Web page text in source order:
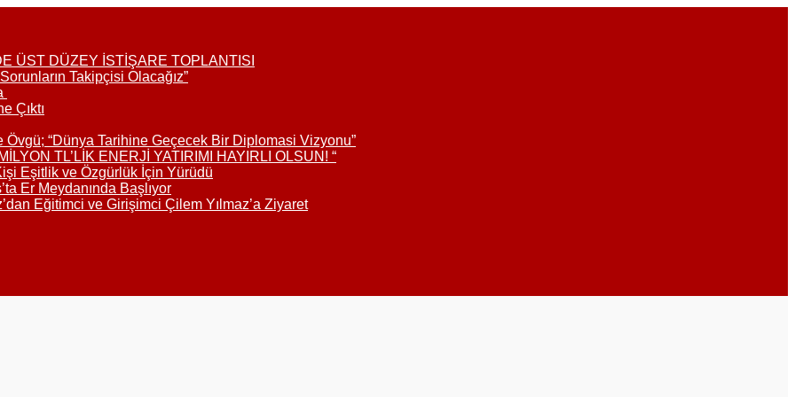
ÜST DÜZEY İSTİŞARE TOPLANTISI
Takipçisi Olacağız”
Çıktı
Övgü; “Dünya Tarihine Geçecek Bir Diplomasi Vizyonu”
TL’LİK ENERJİ YATIRIMI HAYIRLI OLSUN! “
Eşitlik ve Özgürlük İçin Yürüdü
Er Meydanında Başlıyor
Eğitimci ve Girişimci Çilem Yılmaz’a Ziyaret